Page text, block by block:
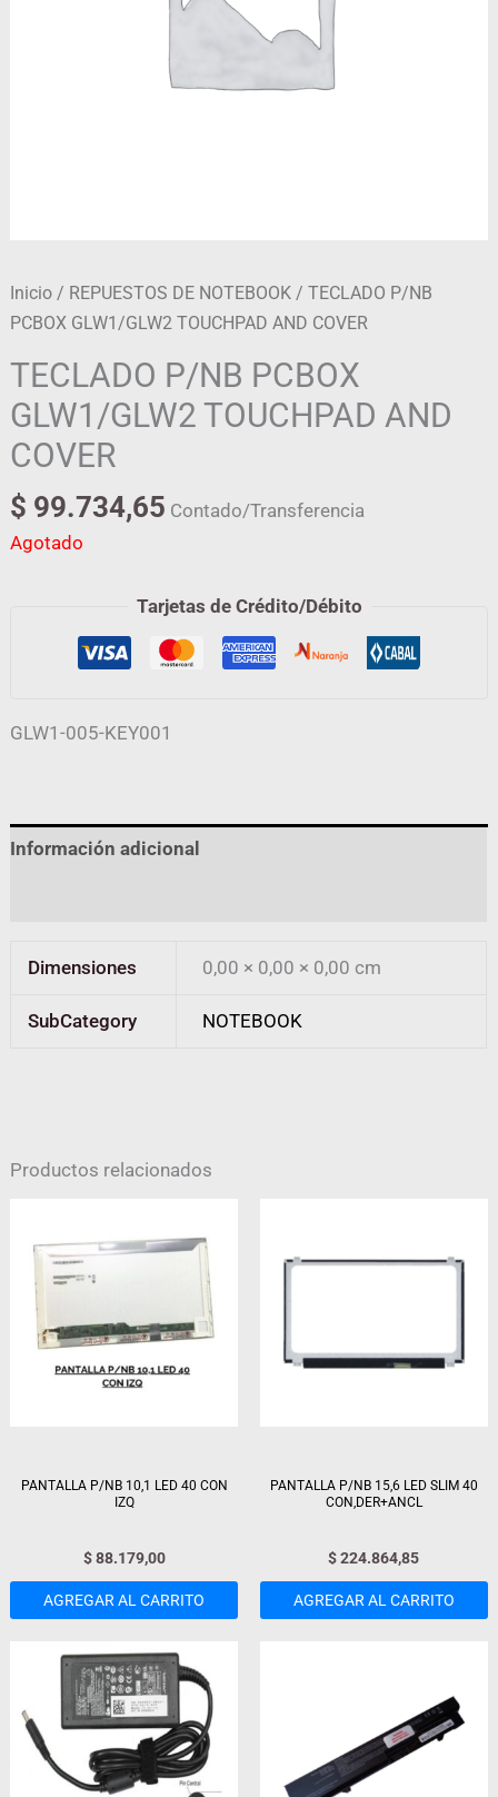
Inicio / REPUESTOS DE NOTEBOOK / TECLADO P/NB
PCBOX GLW1/GLW2 TOUCHPAD AND COVER
TECLADO P/NB PCBOX
GLW1/GLW2 TOUCHPAD AND
COVER
$ 99.734,65 Contado/Transferencia
Agotado
Tarjetas de Crédito/Débito
GLW1-005-KEY001
Información adicional
Dimensiones 0,00 × 0,00 × 0,00 cm
SubCategory NOTEBOOK
Productos relacionados
PANTALLA P/NB 10,1 LED 40 CON
IZQ
$88.179,00
AGREGAR AL CARRITO
PANTALLA P/NB 15,6 LED SLIM 40
CON,DER+ANCL
$224.864,85
AGREGAR AL CARRITO